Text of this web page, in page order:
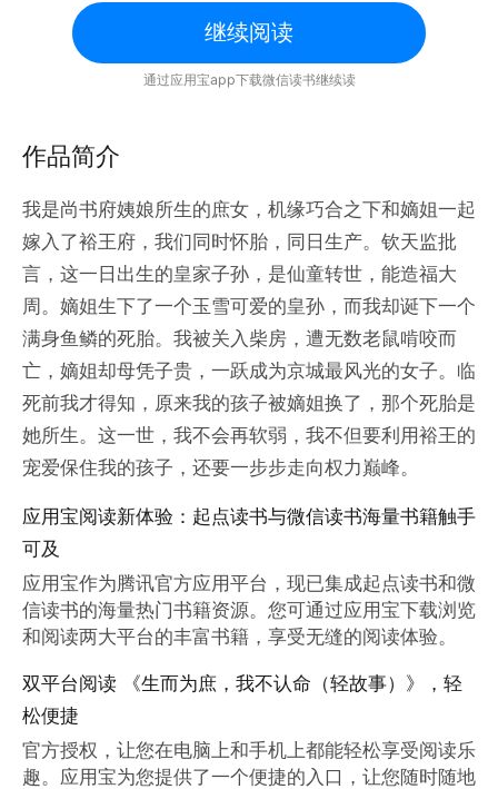
继续阅读
通过应用宝app下载微信读书继续读
作品简介
我是尚书府姨娘所生的庶女，机缘巧合之下和嫡姐一起
嫁入了裕王府，我们同时怀胎，同日生产。钦天监批
言，这一日出生的皇家子孙，是仙童转世，能造福大
周。嫡姐生下了一个玉雪可爱的皇孙，而我却诞下一个
满身鱼鳞的死胎。我被关入柴房，遭无数老鼠啃咬而
亡，嫡姐却母凭子贵，一跃成为京城最风光的女子。临
死前我才得知，原来我的孩子被嫡姐换了，那个死胎是
她所生。这一世，我不会再软弱，我不但要利用裕王的
宠爱保住我的孩子，还要一步步走向权力巅峰。
应用宝阅读新体验：起点读书与微信读书海量书籍触手
可及
应用宝作为腾讯官方应用平台，现已集成起点读书和微
信读书的海量热门书籍资源。您可通过应用宝下载浏览
和阅读两大平台的丰富书籍，享受无缝的阅读体验。
双平台阅读 《生而为庶，我不认命（轻故事）》，轻
松便捷
官方授权，让您在电脑上和手机上都能轻松享受阅读乐
趣。应用宝为您提供了一个便捷的入口，让您随时随地